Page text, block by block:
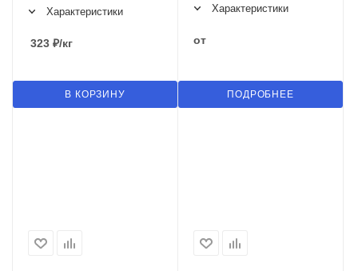
Характеристики
323 ₽/кг
В КОРЗИНУ
Характеристики
от
ПОДРОБНЕЕ